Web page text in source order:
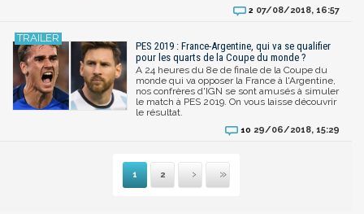
2 07/08/2018, 16:57
PES 2019 : France-Argentine, qui va se qualifier
pour les quarts de la Coupe du monde ?
A 24 heures du 8e de finale de la Coupe du
monde qui va opposer la France à l'Argentine,
nos confrères d'IGN se sont amusés à simuler
le match à PES 2019. On vous laisse découvrir
le résultat.
10 29/06/2018, 15:29
1 2
Suivante
Dernière